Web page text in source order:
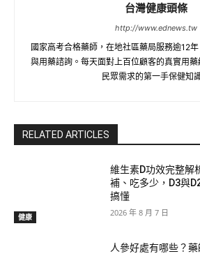
台灣健康頭條
http://www.ednews.tw
國家高考合格藥師，在地社區藥局服務逾12
與用藥諮詢。每天面對上百位顧客的真實用
民眾需求的第一手保健知
RELATED ARTICLES
健康
維生素D功效完整解
補、吃多少，D3與
搞懂
2026 年 8 月 7 日
人參好處有哪些？